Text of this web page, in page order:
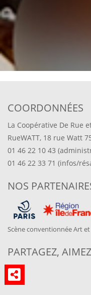
COORDONNÉES
La Coopérative De Rue
RueWATT, 18 rue Watt
01 46 22 10 43
01 46 22 33 71 (infos/
NOS
Scène conventionnée Art
PARTAGEZ, AIMEZ